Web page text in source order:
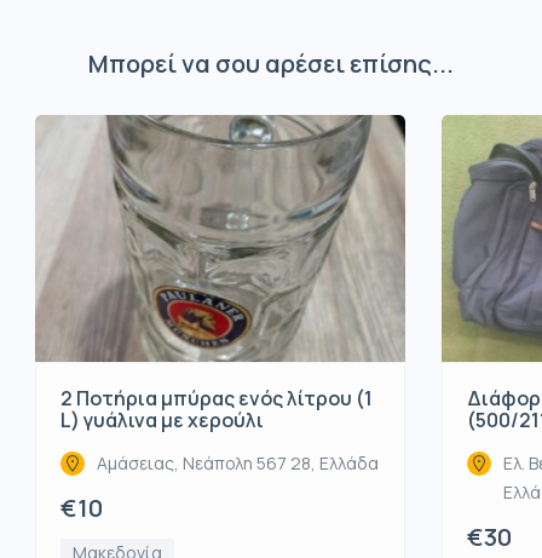
Μπορεί να σου αρέσει επίσης...
2 Ποτήρια μπύρας ενός λίτρου (1
L) γυάλινα με χερούλι
Αμάσειας, Νεάπολη 567 28, Ελλάδα
€10
Μακεδονία
(500/
Ελ.
€30